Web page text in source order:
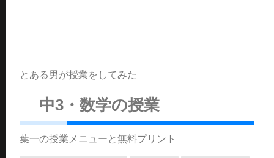
とある男が授業をしてみた
中3・数学の授業
葉一の授業メニューと無料プリント